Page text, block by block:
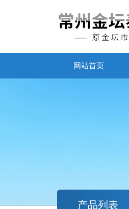
网站首页
产品列表